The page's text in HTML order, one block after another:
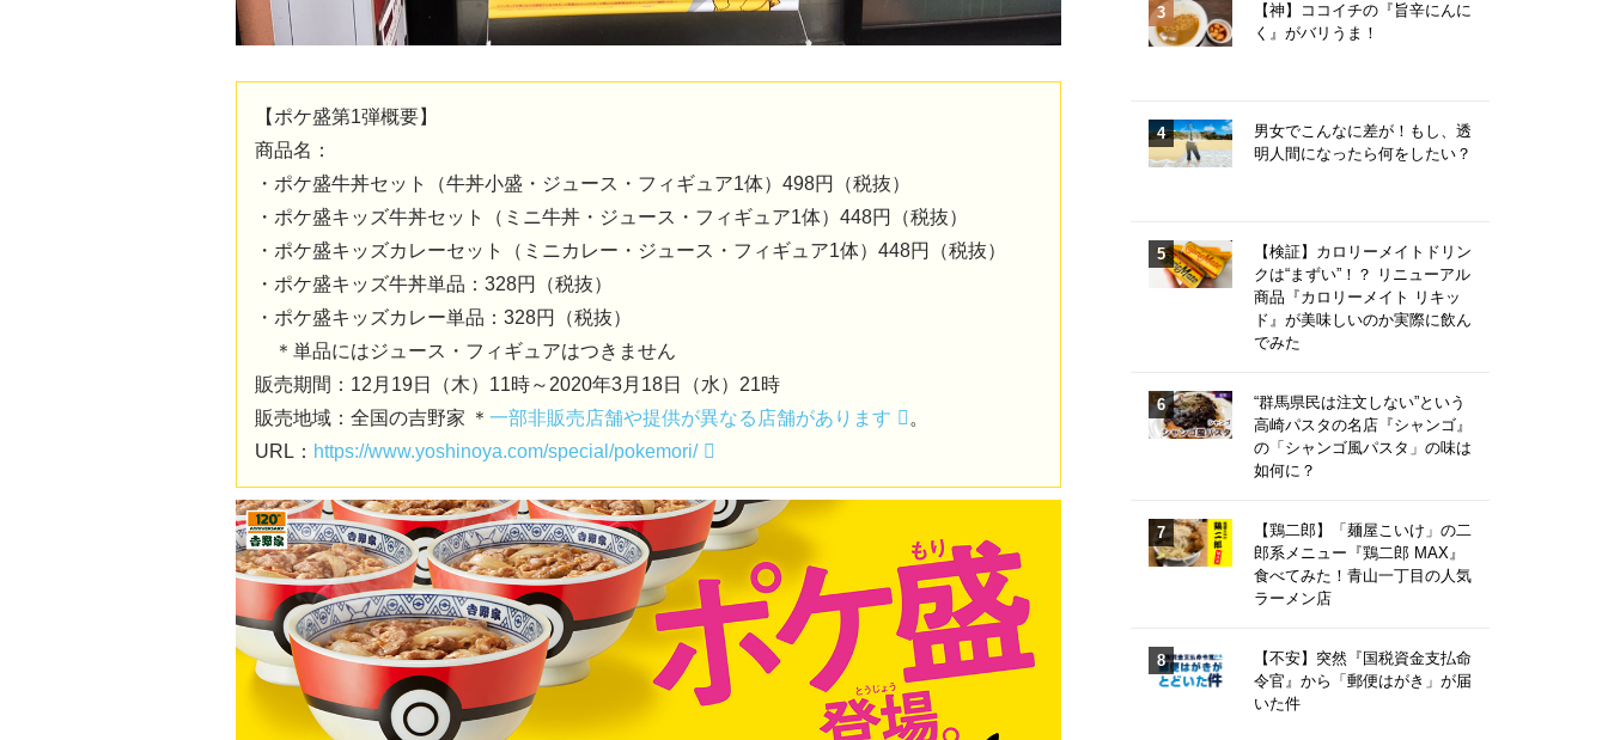
【ポケ盛第1弾概要】
商品名：
・ポケ盛牛丼セット（牛丼小盛・ジュース・フィギュア1体）498円（税抜）
・ポケ盛キッズ牛丼セット（ミニ牛丼・ジュース・フィギュア1体）448円（税抜）
・ポケ盛キッズカレーセット（ミニカレー・ジュース・フィギュア1体）448円（税抜）
・ポケ盛キッズ牛丼単品：328円（税抜）
・ポケ盛キッズカレー単品：328円（税抜）
＊単品にはジュース・フィギュアはつきません
販売期間：12月19日（木）11時～2020年3月18日（水）21時
販売地域：全国の吉野家 ＊ 一部非販売店舗や提供が異なる店舗があります
。
URL： https://www.yoshinoya.com/special/pokemori/
【神】ココイチの『旨辛にんに
く』がバリうま！
男女でこんなに差が！もし、透
明人間になったら何をしたい？
【検証】カロリーメイトドリン
クは“まずい”！？ リニューアル
商品『カロリーメイト リキッ
ド』が美味しいのか実際に飲ん
でみた
“群馬県民は注文しない”という
高崎パスタの名店『シャンゴ』
の「シャンゴ風パスタ」の味は
如何に？
【鶏二郎】「麺屋こいけ」の二
郎系メニュー『鶏二郎 MAX』
食べてみた！青山一丁目の人気
ラーメン店
【不安】突然『国税資金支払命
令官』から「郵便はがき」が届
いた件